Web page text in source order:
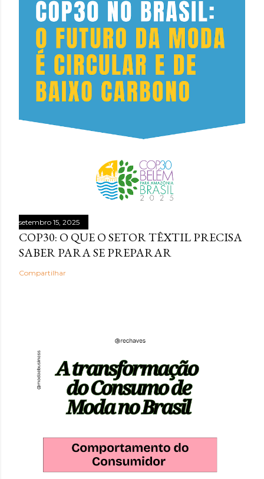
setembro 15, 2025
COP30: O QUE O SETOR TÊXTIL PRECISA
SABER PARA SE PREPARAR
Compartilhar